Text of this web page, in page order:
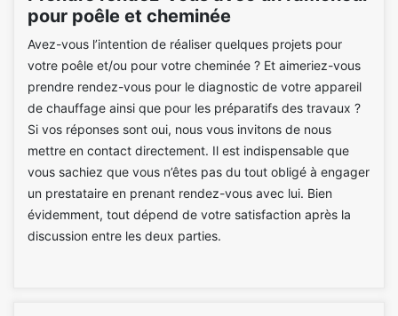
pour poêle et cheminée
Avez-vous l’intention de réaliser quelques projets pour
votre poêle et/ou pour votre cheminée ? Et aimeriez-vous
prendre rendez-vous pour le diagnostic de votre appareil
de chauffage ainsi que pour les préparatifs des travaux ?
Si vos réponses sont oui, nous vous invitons de nous
mettre en contact directement. Il est indispensable que
vous sachiez que vous n’êtes pas du tout obligé à engager
un prestataire en prenant rendez-vous avec lui. Bien
évidemment, tout dépend de votre satisfaction après la
discussion entre les deux parties.